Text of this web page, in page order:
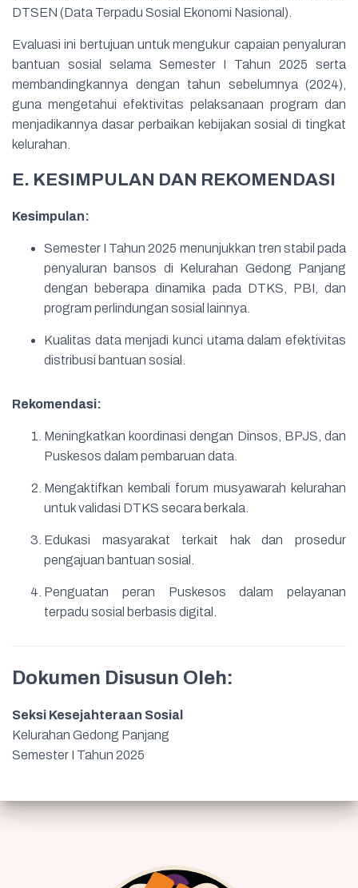
DTSEN (Data Terpadu Sosial Ekonomi Nasional).
Evaluasi ini bertujuan untuk mengukur capaian penyaluran
bantuan sosial selama Semester I Tahun 2025 serta
membandingkannya dengan tahun sebelumnya (2024),
guna mengetahui efektivitas pelaksanaan program dan
menjadikannya dasar perbaikan kebijakan sosial di tingkat
kelurahan.
E. KESIMPULAN DAN REKOMENDASI
Kesimpulan:
Semester I Tahun 2025 menunjukkan tren stabil pada
penyaluran bansos di Kelurahan Gedong Panjang
dengan beberapa dinamika pada DTKS, PBI, dan
program perlindungan sosial lainnya.
Kualitas data menjadi kunci utama dalam efektivitas
distribusi bantuan sosial.
Rekomendasi:
Meningkatkan koordinasi dengan Dinsos, BPJS, dan
Puskesos dalam pembaruan data.
Mengaktifkan kembali forum musyawarah kelurahan
untuk validasi DTKS secara berkala.
Edukasi masyarakat terkait hak dan prosedur
pengajuan bantuan sosial.
Penguatan peran Puskesos dalam pelayanan
terpadu sosial berbasis digital.
Dokumen Disusun Oleh:
Seksi Kesejahteraan Sosial
Kelurahan Gedong Panjang
Semester I Tahun 2025